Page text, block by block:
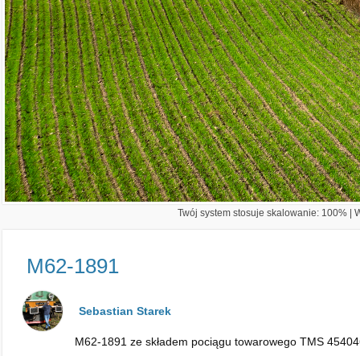
Twój system stosuje skalowanie: 100% |
M62-1891
Sebastian Starek
M62-1891 ze składem pociągu towarowego TMS